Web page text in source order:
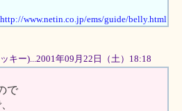
http://www.netin.co.jp/ems/guide/belly.html
キー)...2001年09月22日（土）18:18
で